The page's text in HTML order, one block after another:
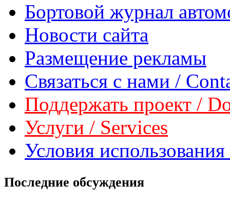
Бортовой журнал
Новости сайта
Размещение рекламы
Связаться с нами /
Поддержать проект /
Услуги / Services
Условия
Последние обсуждения